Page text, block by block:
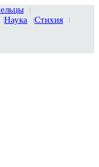
Наука
Стихия